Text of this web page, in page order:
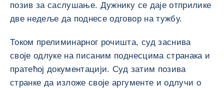
позив за саслушање. Дужнику се даје отприлике
две недеље да поднесе одговор на тужбу.
Током прелиминарног рочишта, суд заснива
своје одлуке на писаним поднесцима странака и
пратећој документацији. Суд затим позива
странке да изложе своје аргументе и одлучи о